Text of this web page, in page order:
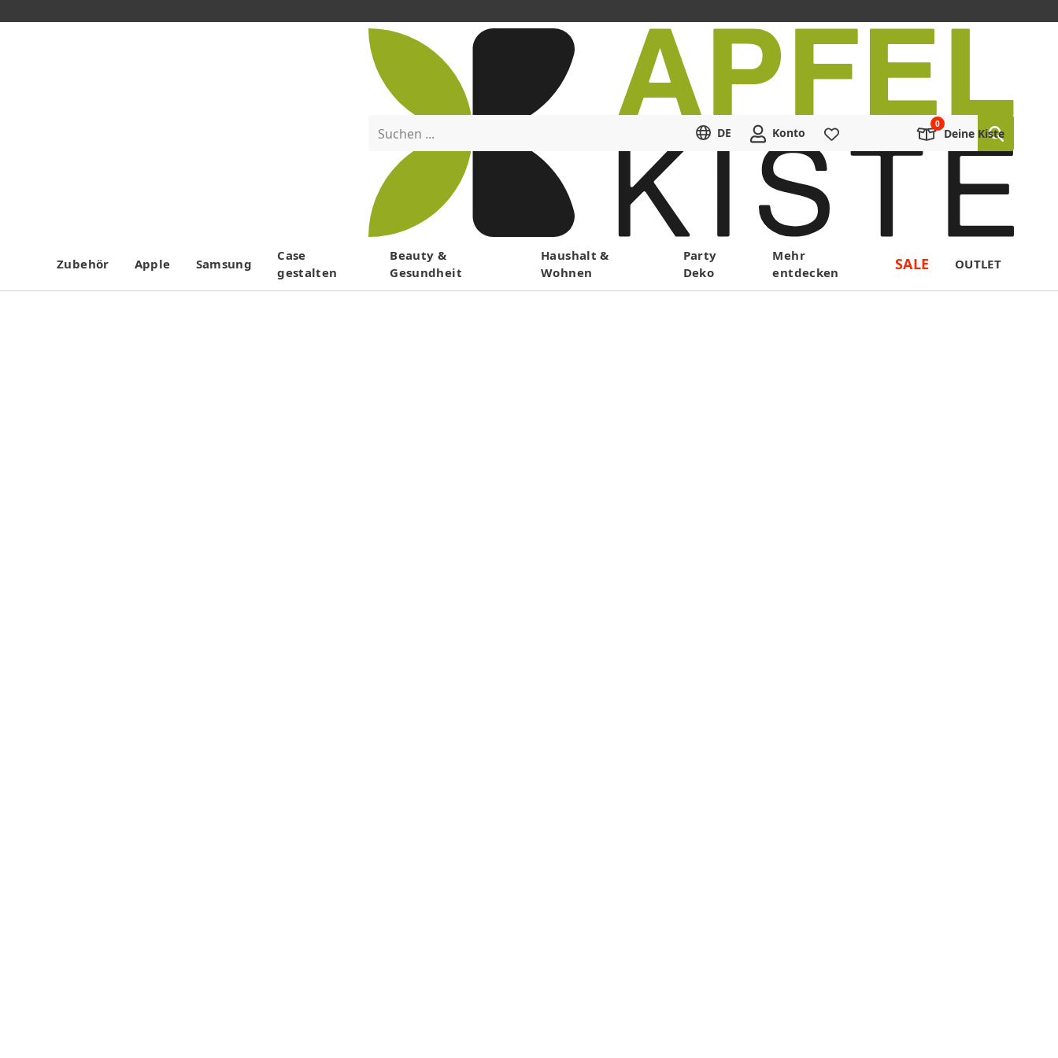
Menü
Suchen ... DE Konto Deine Kiste
Zubehör Apple Samsung
Case
gestalten
Beauty &
Gesundheit
Haushalt &
Wohnen
Party
Deko
Mehr
entdecken
SALE OUTLET